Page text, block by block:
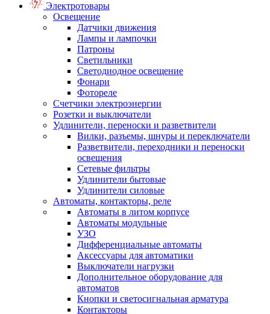
Электротовары
Освещение
Датчики движения
Лампы и лампочки
Патроны
Светильники
Светодиодное освещение
Фонари
Фотореле
Счетчики электроэнергии
Розетки и выключатели
Удлинители, переноски и разветвители
Вилки, разъемы, шнуры и переключатели
Разветвители, переходники и переноски
освещения
Сетевые фильтры
Удлинители бытовые
Удлинители силовые
Автоматы, контакторы, реле
Автоматы в литом корпусе
Автоматы модульные
УЗО
Дифференциальные автоматы
Аксессуары для автоматики
Выключатели нагрузки
Дополнительное оборудование для
автоматов
Кнопки и светосигнальная арматура
Контакторы